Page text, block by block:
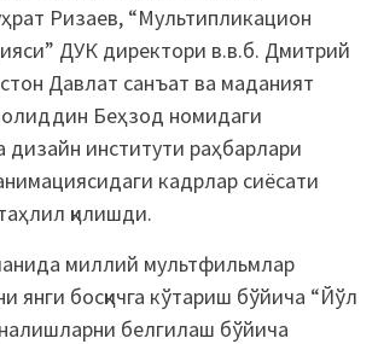
Ризаев, “Мультипликацион
ДУК директори в.в.б. Дмитрий
Давлат санъат ва маданият
Беҳзод номидаги
дизайн институти раҳбарлари
кадрлар сиёсати
қилишди.
миллий мультфильмлар
янги босқичга кўтариш бўйича “Йўл
белгилаш бўйича